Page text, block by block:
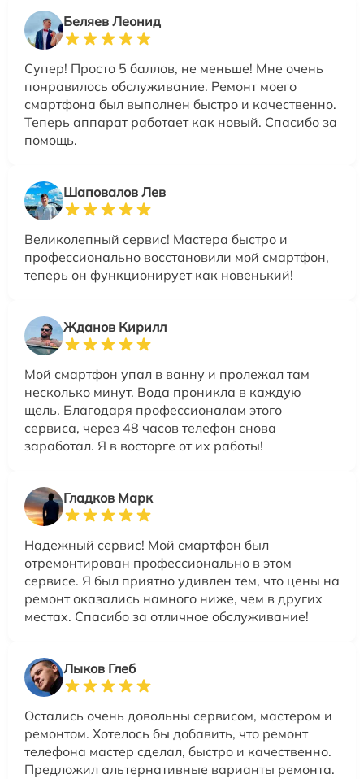
Беляев Леонид
Супер! Просто 5 баллов, не меньше! Мне очень
понравилось обслуживание. Ремонт моего
смартфона был выполнен быстро и качественно.
Теперь аппарат работает как новый. Спасибо за
помощь.
Шаповалов Лев
Великолепный сервис! Мастера быстро и
профессионально восстановили мой смартфон,
теперь он функционирует как новенький!
Жданов Кирилл
Мой смартфон упал в ванну и пролежал там
несколько минут. Вода проникла в каждую
щель. Благодаря профессионалам этого
сервиса, через 48 часов телефон снова
заработал. Я в восторге от их работы!
Гладков Марк
Надежный сервис! Мой смартфон был
отремонтирован профессионально в этом
сервисе. Я был приятно удивлен тем, что цены на
ремонт оказались намного ниже, чем в других
местах. Спасибо за отличное обслуживание!
Лыков Глеб
Остались очень довольны сервисом, мастером и
ремонтом. Хотелось бы добавить, что ремонт
телефона мастер сделал, быстро и качественно.
Предложил альтернативные варианты ремонта.